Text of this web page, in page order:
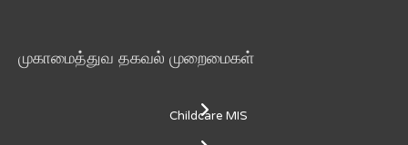
முகாமைத்துவ தகவல் முறைமைகள்
Childcare MIS